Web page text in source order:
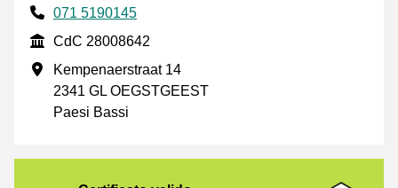
Phone number
071 5190145
CdC
CdC 28008642
Indirizzo commerciale
Kempenaerstraat 14
2341 GL OEGSTGEEST
Paesi Bassi